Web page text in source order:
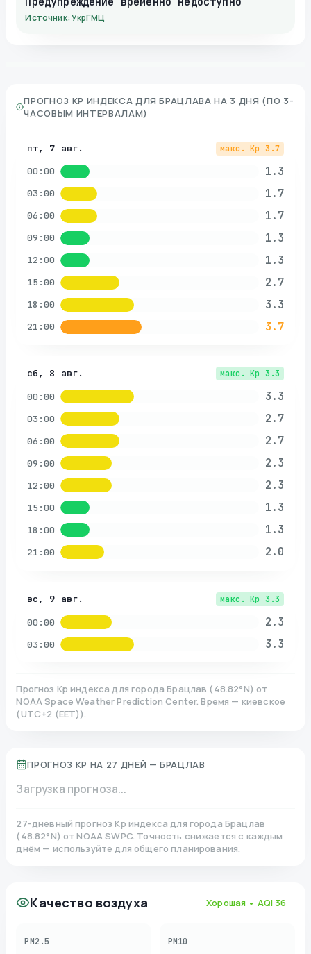
Источник: УкрГМЦ
ПРОГНОЗ KP ИНДЕКСА ДЛЯ БРАЦЛАВА НА 3 ДНЯ (ПО 3-
ЧАСОВЫМ ИНТЕРВАЛАМ)
пт, 7 авг. макс. Kp 3.7
00:00 1.3
03:00 1.7
06:00 1.7
09:00 1.3
12:00 1.3
15:00 2.7
18:00 3.3
21:00 3.7
сб, 8 авг. макс. Kp 3.3
00:00 3.3
03:00 2.7
06:00 2.7
09:00 2.3
12:00 2.3
15:00 1.3
18:00 1.3
21:00 2.0
вс, 9 авг. макс. Kp 3.3
00:00 2.3
03:00 3.3
Прогноз Kp индекса для города Брацлав (48.82°N)от
NOAA Space Weather Prediction Center. Время — киевское
(UTC+2 (EET)).
ПРОГНОЗ KP НА 27 ДНЕЙ — БРАЦЛАВ
Загрузка прогноза...
27-дневный прогноз Kp индекса для города Брацлав
(48.82°N)от NOAA SWPC. Точность снижается с каждым
днём — используйте для общего планирования.
Качество воздуха Хорошая • AQI 36
PM2.5 PM10